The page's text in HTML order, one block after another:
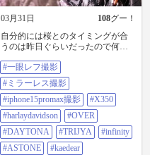
03月31日 108グー！
自分的には桜とのタイミングが合
うのは昨日ぐらいだったので何箇
ジャズ喫茶も美味しくて大満足 #一
眼レフ撮影#ミラーレス撮影
#iphone15promax撮影
#x350#harlaydavidson #over#daytona
#trijya #infinity #astone#kaedear #休日
の過ごし方#桜#桜#桜とバイク #ジ
ャズ喫茶 #昭和レトロ #中型外車倶
楽部 #カメラ好きな人と繋がりたい
#カメラのある暮らし
#一眼レフ撮影
#ミラーレス撮影
#iphone15promax撮影
#X350
#harlaydavidson
#OVER
#DAYTONA
#TRIJYA
#infinity
#ASTONE
#kaedear